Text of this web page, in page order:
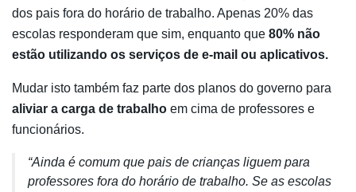
dos pais fora do horário de trabalho. Apenas 20% das
escolas responderam que sim, enquanto que 80% não
estão utilizando os serviços de e-mail ou aplicativos.
Mudar isto também faz parte dos planos do governo para
aliviar a carga de trabalho em cima de professores e
funcionários.
“Ainda é comum que pais de crianças liguem para
professores fora do horário de trabalho. Se as escolas